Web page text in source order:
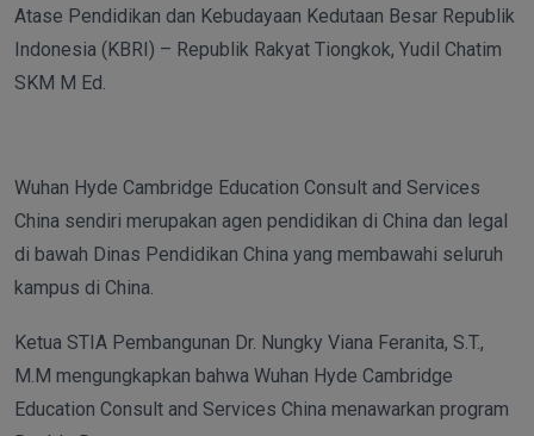
Atase Pendidikan dan Kebudayaan Kedutaan Besar Republik
Indonesia (KBRI) – Republik Rakyat Tiongkok, Yudil Chatim
SKM M Ed.
Wuhan Hyde Cambridge Education Consult and Services
China sendiri merupakan agen pendidikan di China dan legal
di bawah Dinas Pendidikan China yang membawahi seluruh
kampus di China.
Ketua STIA Pembangunan Dr. Nungky Viana Feranita, S.T.,
M.M mengungkapkan bahwa Wuhan Hyde Cambridge
Education Consult and Services China menawarkan program